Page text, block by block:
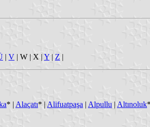
| V | W | X | Y | Z |
* | Alaçatı* | Alifuatpaşa | Alpullu | Altınoluk